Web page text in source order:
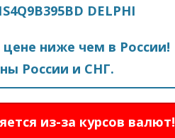
DELPHI
цене ниже чем в России!
России и СНГ.
из-за курсов валют!